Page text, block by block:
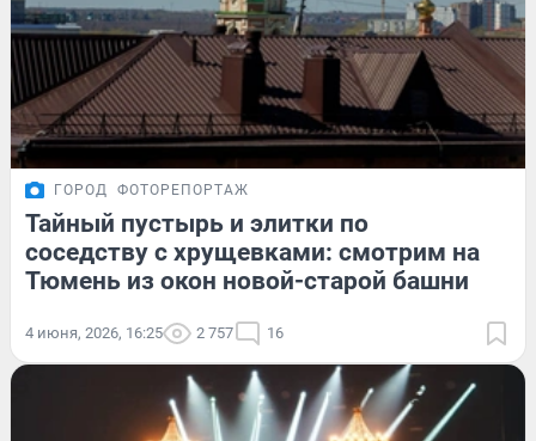
ГОРОД ФОТОРЕПОРТАЖ
Тайный пустырь и элитки по
соседству с хрущевками: смотрим на
Тюмень из окон новой-старой башни
4 июня, 2026, 16:25 2 757 16